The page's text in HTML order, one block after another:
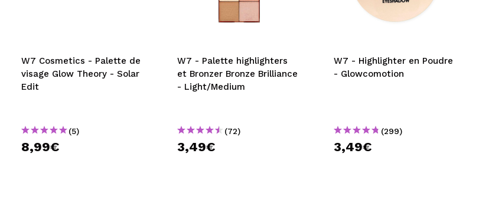
W7 Cosmetics - Palette de
visage Glow Theory - Solar
Edit
(5)
8,99€
W7 - Palette highlighters
et Bronzer Bronze Brilliance
- Light/Medium
(72)
3,49€
W7 - Highlighter en Poudre
- Glowcomotion
(299)
3,49€